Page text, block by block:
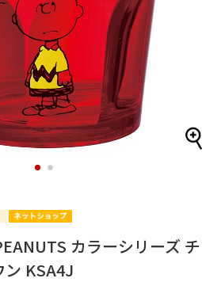
1 2
カラーシリーズ チ
ン KSA4J